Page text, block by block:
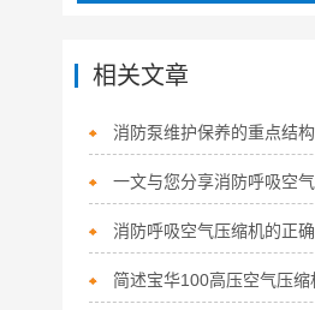
相关文章
消防泵维护保养的重点结构